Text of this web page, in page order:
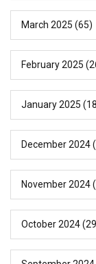
March 2025 (65)
February 2025
January 2025
December 2024
November 2024
October 2024